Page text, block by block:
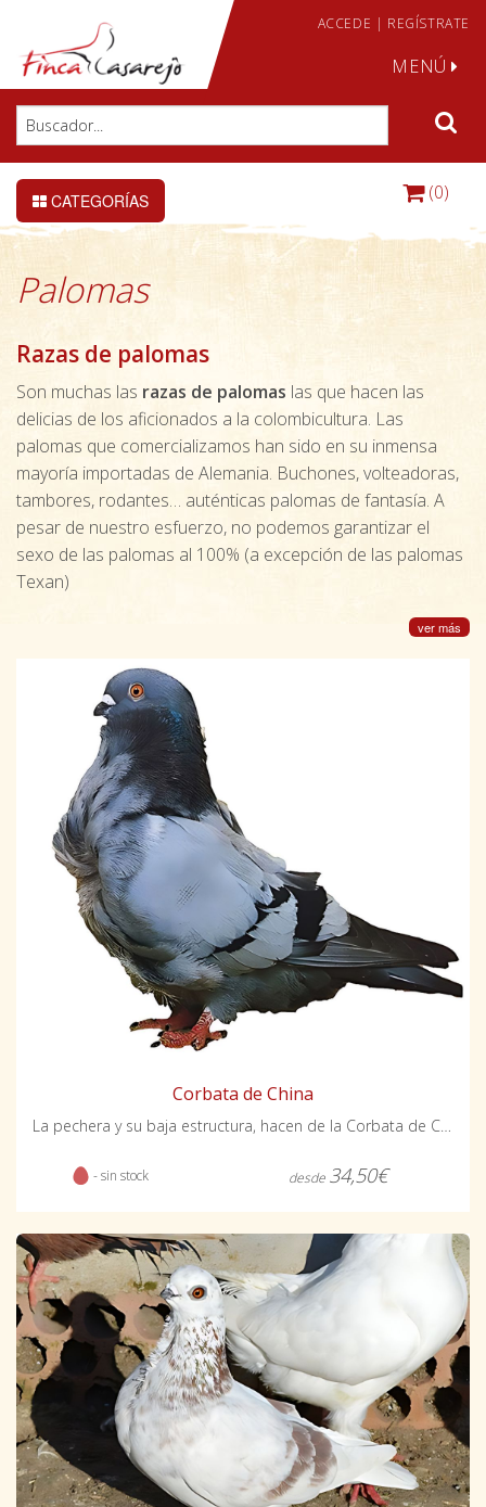
ACCEDE | REGÍSTRATE
MENÚ
CATEGORÍAS (0)
Palomas
Razas de palomas
Son muchas las razas de palomas las que hacen las
delicias de los aficionados a la colombicultura. Las
palomas que comercializamos han sido en su inmensa
mayoría importadas de Alemania. Buchones, volteadoras,
tambores, rodantes… auténticas palomas de fantasía. A
pesar de nuestro esfuerzo, no podemos garantizar el
sexo de las palomas al 100% (a excepción de las palomas
Texan)
ver más
Corbata de China
La pechera y su baja estructura, hacen de la Corbata de China una raza singular.
- sin stock desde 34,50€